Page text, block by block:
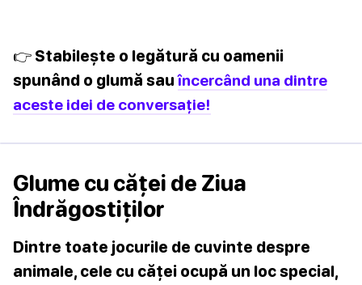
👉 Stabilește o legătură cu oamenii
spunând o glumă sauîncercând una dintre
aceste idei de conversație!
Glume cu căței de Ziua
Îndrăgostiților
Dintre toate jocurile de cuvinte despre
animale, cele cu căței ocupă un loc special,